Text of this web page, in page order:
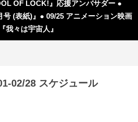
OF LOCK!』応援アンバサダー ●
号 (表紙)』● 09/25 アニメーション映画
『我々は宇宙人』
02/28 スケジュール